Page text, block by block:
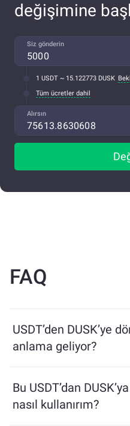
değişimine
Siz gönderin
1 USDT ~ 15.122773 DUSK
Tüm ücretler dahil
Alırsın
FAQ
USDT’den DUSK’ye
anlama geliyor?
alacağınızı gösterir. Bu
talep ile likiditeye bağlı
Bu USDT’dan
nasıl kullanırım?